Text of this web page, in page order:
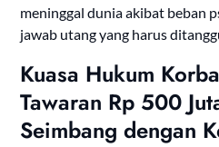
meninggal dunia akibat beban
jawab utang yang harus
Kuasa Hukum
Tawaran Rp 500
Seimbang dengan